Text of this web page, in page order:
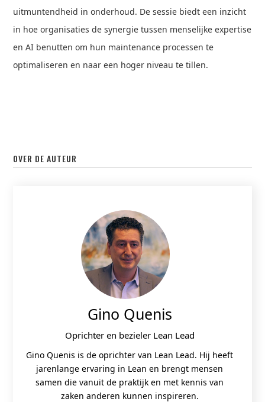
uitmuntendheid in onderhoud. De sessie biedt een inzicht
in hoe organisaties de synergie tussen menselijke expertise
en AI benutten om hun maintenance processen te
optimaliseren en naar een hoger niveau te tillen.
OVER DE AUTEUR
Gino Quenis
Oprichter en bezieler Lean Lead
Gino Quenis is de oprichter van Lean Lead. Hij heeft
jarenlange ervaring in Lean en brengt mensen
samen die vanuit de praktijk en met kennis van
zaken anderen kunnen inspireren.